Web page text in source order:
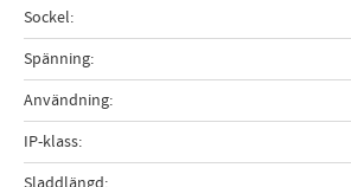
Sockel
Spänning
Användning
IP-klass